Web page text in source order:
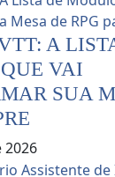
A
VAI
SUA
2026